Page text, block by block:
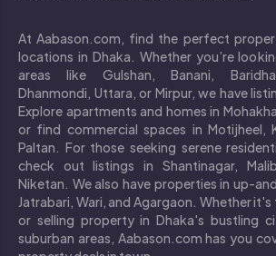
At Aabason.com, find the perfect
locations in Dhaka. Whether you’re
areas like Gulshan, Banani,
Dhanmondi, Uttara, or Mirpur, we have
Explore apartments and homes in
or find commercial spaces in Motijheel,
Paltan. For those seeking serene
check out listings in Shantinagar,
Niketan. We also have properties in up-
Jatrabari, Wari, and Agargaon. Whether
or selling property in Dhaka's bustling
suburban areas, Aabason.com has you